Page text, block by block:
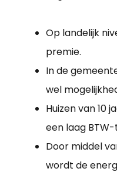
Op landelijk
premie.
In de
wel
Huizen van 10
een laag
Door middel
wordt de